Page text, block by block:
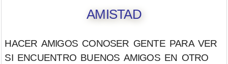
AMISTAD
HACER AMIGOS CONOSER GENTE PARA VER
SI ENCUENTRO BUENOS AMIGOS EN OTRO